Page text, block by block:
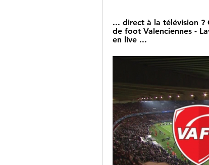
... direct à la télévision ?
de foot Valenciennes -
en live ...